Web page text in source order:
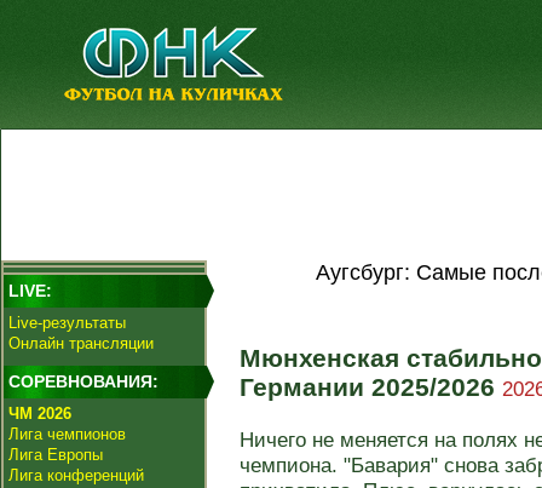
LIVE:
Live-результаты
Онлайн трансляции
СОРЕВНОВАНИЯ:
ЧМ 2026
Лига чемпионов
Лига Европы
Лига конференций
Аугсбург: Самые
Мюнхенская
Германии 2025/2026
Ничего не меняется на полях
чемпиона. "Бавария" снова